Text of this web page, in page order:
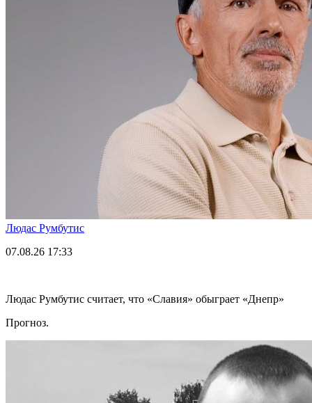
Людас Румбутис
07.08.26 17:33
Людас Румбутис считает, что «Славия» обыграет «Днепр»
Прогноз.